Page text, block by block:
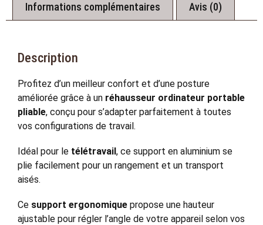
Informations complémentaires Avis (0)
Description
Profitez d’un meilleur confort et d’une posture
améliorée grâce à un réhausseur ordinateur portable
pliable, conçu pour s’adapter parfaitement à toutes
vos configurations de travail.
Idéal pour le télétravail, ce support en aluminium se
plie facilement pour un rangement et un transport
aisés.
Ce support ergonomique propose une hauteur
ajustable pour régler l’angle de votre appareil selon vos